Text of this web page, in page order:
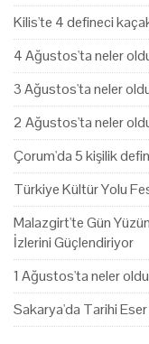
Kilis'te 4 defineci
4 Ağustos'ta neler
3 Ağustos'ta neler
2 Ağustos'ta neler
Çorum'da 5 kişilik
Türkiye Kültür Yolu
Malazgirt'te Gün
İzlerini Güçlendiriyor
1 Ağustos'ta neler
Sakarya'da Tarihi